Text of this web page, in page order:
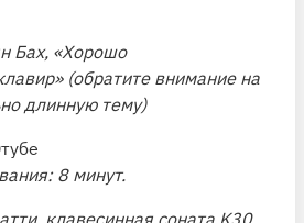
Бах, «Хорошо
(обратите внимание на
длинную тему)
8 минут.
клавесинная соната K30